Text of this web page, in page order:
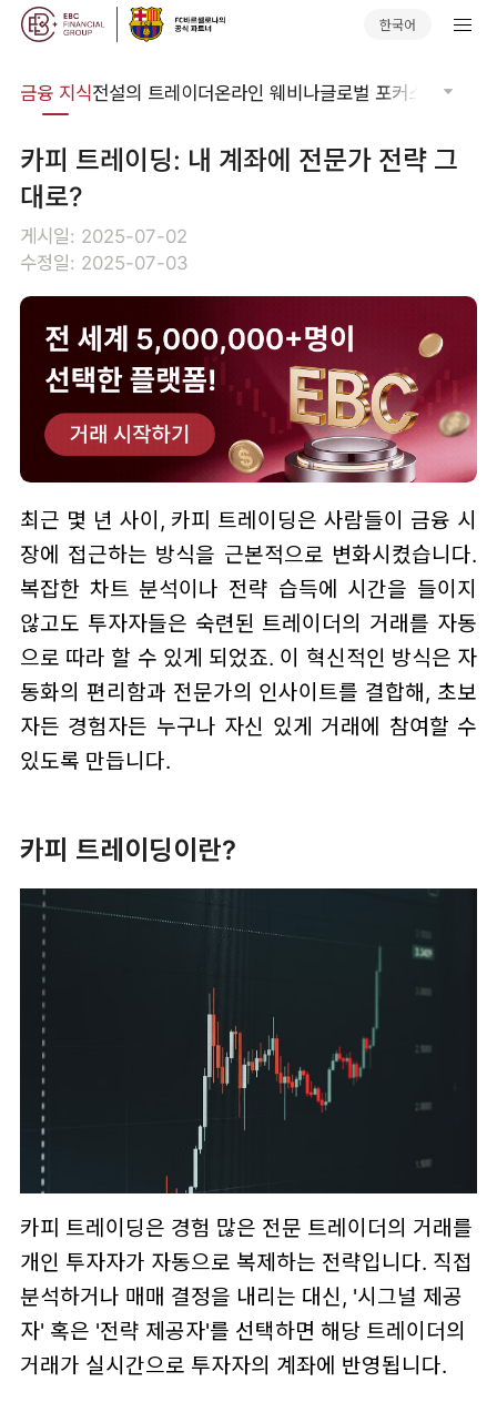
한국어
금융 지식전설의 트레이더온라인 웨비나글로벌 포커스 기술적
카피 트레이딩: 내 계좌에 전문가 전략 그
대로?
게시일: 2025-07-02
수정일: 2025-07-03
최근 몇 년 사이, 카피 트레이딩은 사람들이 금융 시
장에 접근하는 방식을 근본적으로 변화시켰습니다.
복잡한 차트 분석이나 전략 습득에 시간을 들이지
않고도 투자자들은 숙련된 트레이더의 거래를 자동
으로 따라 할 수 있게 되었죠. 이 혁신적인 방식은 자
동화의 편리함과 전문가의 인사이트를 결합해, 초보
자든 경험자든 누구나 자신 있게 거래에 참여할 수
있도록 만듭니다.
카피 트레이딩이란?
카피 트레이딩은 경험 많은 전문 트레이더의 거래를
개인 투자자가 자동으로 복제하는 전략입니다. 직접
분석하거나 매매 결정을 내리는 대신, '시그널 제공
자' 혹은 '전략 제공자'를 선택하면 해당 트레이더의
거래가 실시간으로 투자자의 계좌에 반영됩니다.